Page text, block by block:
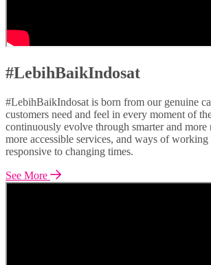
#LebihBaikIndosat
#LebihBaikIndosat is born from our genuine
customers need and feel in every moment of
continuously evolve through smarter and more
more accessible services, and ways of
responsive to changing times.
See More